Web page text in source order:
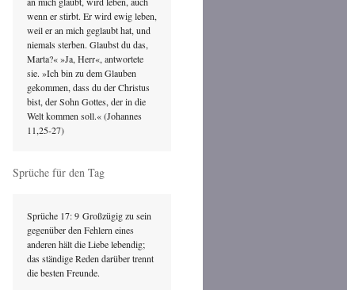
wenn er stirbt. Er wird ewig leben,
weil er an mich geglaubt hat, und
niemals sterben. Glaubst du das,
Marta?« »Ja, Herr«, antwortete
sie. »Ich bin zu dem Glauben
gekommen, dass du der Christus
bist, der Sohn Gottes, der in die
Welt kommen soll.« (Johannes
11,25-27)
Sprüche für den Tag
Sprüche 17: 9 Großzügig zu sein
gegenüber den Fehlern eines
anderen hält die Liebe lebendig;
das ständige Reden darüber trennt
die besten Freunde.